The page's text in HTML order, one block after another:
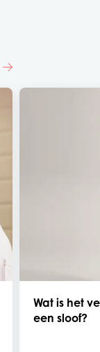
Wat is het
een sloof?